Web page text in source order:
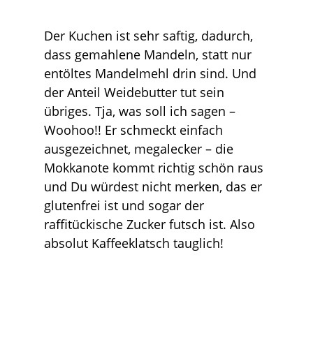
Der Kuchen ist sehr saftig, dadurch,
dass gemahlene Mandeln, statt nur
entöltes Mandelmehl drin sind. Und
der Anteil Weidebutter tut sein
übriges. Tja, was soll ich sagen –
Woohoo!! Er schmeckt einfach
ausgezeichnet, megalecker – die
Mokkanote kommt richtig schön raus
und Du würdest nicht merken, das er
glutenfrei ist und sogar der
raffitückische Zucker futsch ist. Also
absolut Kaffeeklatsch tauglich!